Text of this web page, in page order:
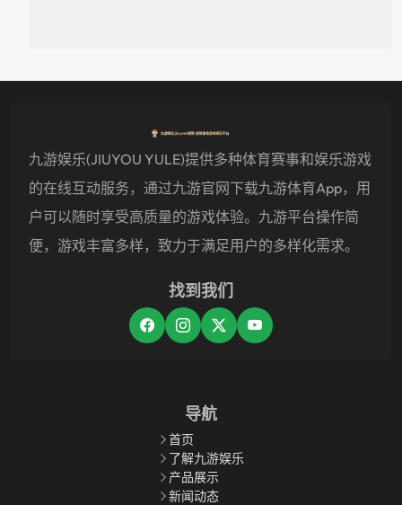
九游娱乐(JIUYOU YULE)提供多种体育赛事和娱乐游戏
的在线互动服务，通过九游官网下载九游体育app，用
户可以随时享受高质量的游戏体验。九游平台操作简
便，游戏丰富多样，致力于满足用户的多样化需求。
找到我们
导航
首页
了解九游娱乐
产品展示
新闻动态